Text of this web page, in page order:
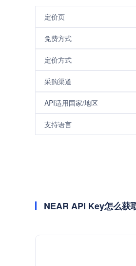
定价页
免费方式
定价方式
采购渠道
API适用国家/地区
支持语言
NEAR API Key怎么获